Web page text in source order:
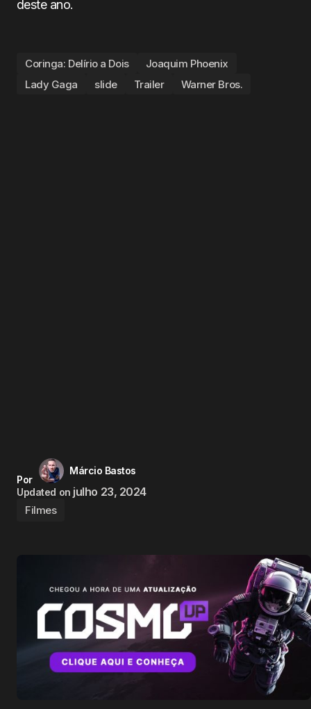
deste ano.
Coringa: Delírio a Dois
Joaquim Phoenix
Lady Gaga
slide Trailer Warner Bros.
Por
Márcio Bastos
Updated on julho 23, 2024
Filmes